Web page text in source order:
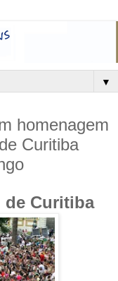
▼
homenagem
Curitiba
de Curitiba